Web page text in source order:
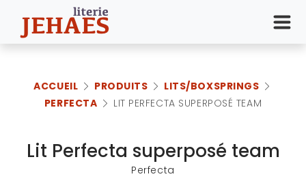
ACCUEIL PRODUITS
LITS/BOXSPRINGS
PERFECTA
LIT PERFECTA SUPERPOSÉ TEAM
Lit Perfecta superposé team
Perfecta